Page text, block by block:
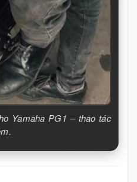
Yamaha PG1 – thao tác